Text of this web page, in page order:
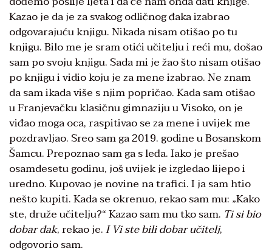
Kazao je da je za svakog odličnog đaka izabrao
odgovarajuću knjigu. Nikada nisam otišao po tu
knjigu. Bilo me je sram otići učitelju i reći mu, došao
sam po svoju knjigu. Sada mi je žao što nisam otišao
po knjigu i vidio koju je za mene izabrao. Ne znam
da sam ikada više s njim popričao. Kada sam otišao
u Franjevačku klasičnu gimnaziju u Visoko, on je
viđao moga oca, raspitivao se za mene i uvijek me
pozdravljao. Sreo sam ga 2019. godine u Bosanskom
Šamcu. Prepoznao sam ga s leđa. Iako je prešao
osamdesetu godinu, još uvijek je izgledao lijepo i
uredno. Kupovao je novine na trafici. I ja sam htio
nešto kupiti. Kada se okrenuo, rekao sam mu: „Kako
ste, druže učitelju?“ Kazao sam mu tko sam. Ti si bio
dobar đak, rekao je.I Vi ste bili dobar učitelj,
odgovorio sam.